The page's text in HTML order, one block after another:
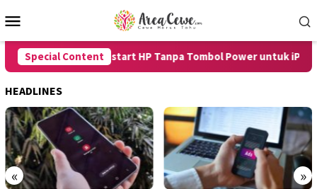
to
Menu
Special Content
8 Cara Restart HP Tanpa Tombol Power untuk iPhone
HEADLINES
« »